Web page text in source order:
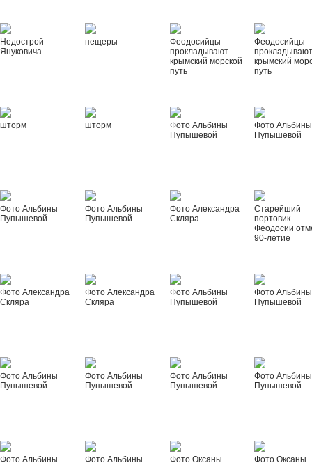
Недострой
Януковича
пещеры
Феодосийцы
прокладывают
крымский морской
путь
Феодосийцы
крымский
путь
шторм шторм
Фото Альбины
Пупышевой
Фото Альбины
Пупышевой
Фото Альбины
Пупышевой
Фото Альбины
Пупышевой
Фото Александра
Скляра
Старейший
портовик
Феодосии
90-летие
Фото Александра
Скляра
Фото Александра
Скляра
Фото Альбины
Пупышевой
Фото Альбины
Пупышевой
Фото Альбины
Пупышевой
Фото Альбины
Пупышевой
Фото Альбины
Пупышевой
Фото Альбины
Пупышевой
Фото Альбины
Фото Альбины
Фото Оксаны
Фото Оксаны